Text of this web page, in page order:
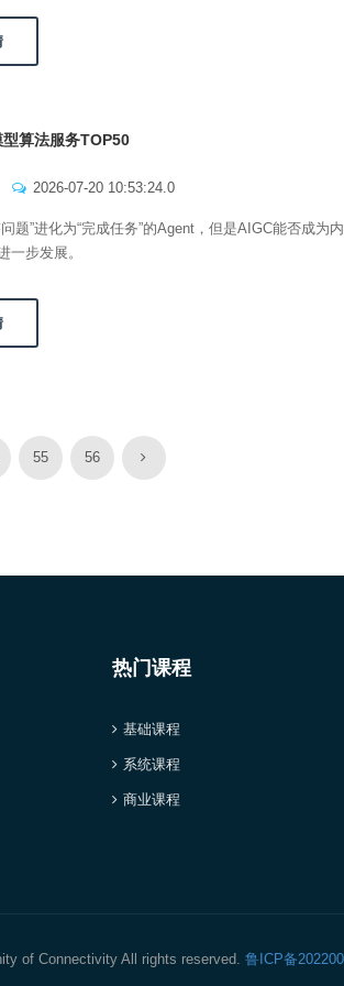
算法服务TOP50
2026-07-20 10:53:24.0
题”进化为“完成任务”的Agent，但是AIGC能否成为
一步发展。
55 56
热门课程
基础课程
系统课程
商业课程
of Connectivity All rights reserved. 鲁ICP备